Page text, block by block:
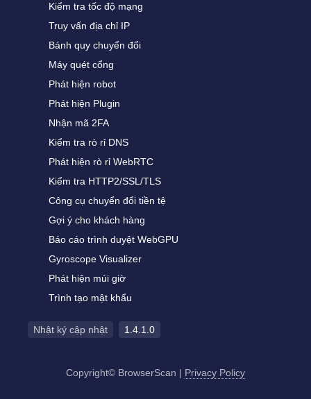
Kiểm tra tốc độ mạng
Truy vấn địa chỉ IP
Bánh quy chuyển đổi
Máy quét cổng
Phát hiện robot
Phát hiện Plugin
Nhận mã 2FA
Kiểm tra rò rỉ DNS
Phát hiện rò rỉ WebRTC
Kiểm tra HTTP2/SSL/TLS
Công cụ chuyển đổi tiền tệ
Gợi ý cho khách hàng
Báo cáo trình duyệt WebGPU
Gyroscope Visualizer
Phát hiện múi giờ
Trình tạo mật khẩu
Nhật ký cập nhật 1.4.1.0
Copyright© BrowserScan | Privacy Policy